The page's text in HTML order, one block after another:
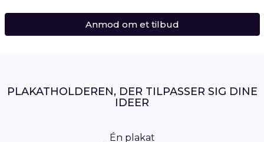
Anmod om et tilbud
PLAKATHOLDEREN, DER TILPASSER SIG DINE
IDEER
Én plakat